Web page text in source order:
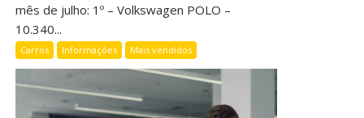
mês de julho: 1º – Volkswagen POLO –
10.340...
Carros Informações Mais vendidos